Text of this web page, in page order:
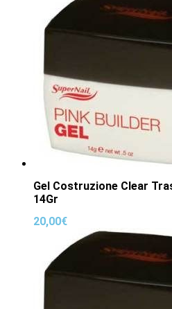
Gel Costruzione Clear
14Gr
20,00€